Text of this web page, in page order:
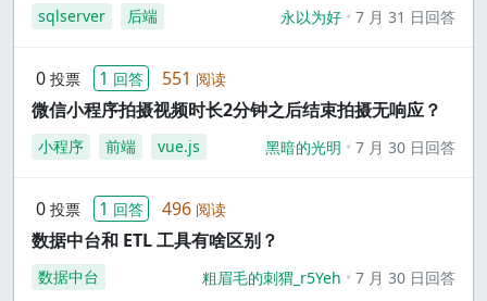
sqlserver 后端 永以为好 7 月 31 日回答
0 投票 1 回答 551 阅读
微信小程序拍摄视频时长2分钟之后结束拍摄无响应？
小程序 前端 vue.js 黑暗的光明 7 月 30 日回答
0 投票 1 回答 496 阅读
数据中台和 ETL 工具有啥区别？
数据中台 粗眉毛的刺猬_r5Yeh 7 月 30 日回答